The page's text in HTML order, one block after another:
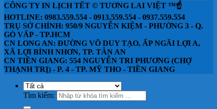
CÔNG TY IN LỊCH TẾT © TƯƠNG LAI VIỆT ™☝️
HOTLINE: 0983.559.554 - 0913.559.554 - 0937.559.554
TRỤ SỞ CHÍNH: 950/9 NGUYỄN KIỆM - PHƯỜNG 3 - Q.
GÒ VẤP - TP.HCM
CN LONG AN: ĐƯỜNG VÕ DUY TẠO, ẤP NGÃI LỢI A,
XÃ LỢI BÌNH NHƠN, TP. TÂN AN
CN TIỀN GIANG: 554 NGUYỄN TRI PHƯƠNG (CHỢ
THẠNH TRỊ) - P. 4 - TP. MỸ THO - TIỀN GIANG
Tìm kiếm: